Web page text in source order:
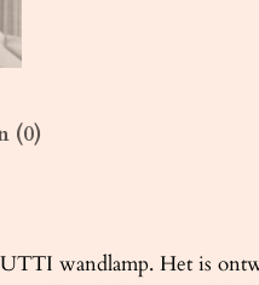
n
a
l
(0)
wandlamp. Het is